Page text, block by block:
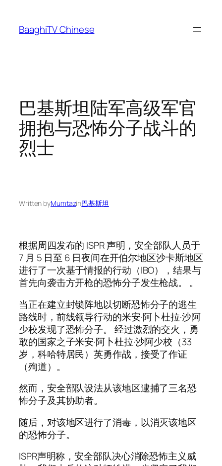
content
BaaghiTV Chinese
巴基斯坦陆军高级军官
拥抱与恐怖分子战斗的
烈士
Written byMumtazin巴基斯坦
根据周四发布的 ISPR 声明，安全部队人员于
7 月 5 日至 6 日夜间在开伯尔地区沙卡斯地区
进行了一次基于情报的行动（IBO），结果与
首先向袭击方开枪的恐怖分子发生枪战。 。
当正在建立封锁阵地以切断恐怖分子的逃生
路线时，前线领导行动的米安·阿卜杜拉·沙阿
少校发现了恐怖分子。 经过激烈的交火，勇
敢的国家之子米安·阿卜杜拉·沙阿少校（33
岁，科哈特居民）英勇作战，接受了作证
（殉道）。
然而，安全部队设法从该地区逮捕了三名恐
怖分子及其协助者。
随后，对该地区进行了消毒，以消灭该地区
的恐怖分子。
ISPR声明称，安全部队决心消除恐怖主义威